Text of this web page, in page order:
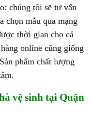
chúng tôi sẽ tư vấn
chọn mẫu qua mạng
thời gian cho cả
online cũng giống
phẩm chất lượng
vệ sinh tại Quận